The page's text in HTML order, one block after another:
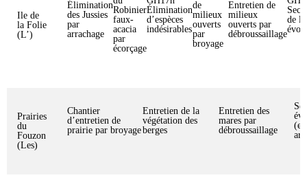
Ile de
la Folie
(L’)
Élimination
des Jussies
par
arrachage
Robinier
faux-
acacia
par
écorçage
Élimination
d’espèces
indésirables
de
milieux
ouverts
par
broyage
Entretien de
milieux
ouverts par
débroussaillage
de
Prairies
du
Fouzon
(Les)
Chantier
d’entretien de
prairie par broyage
Entretien de la
végétation des
berges
Entretien des
mares par
débroussaillage